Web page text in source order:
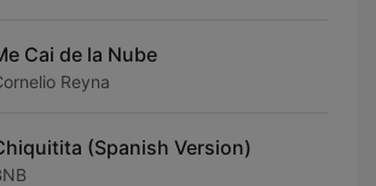
Cai de la Nube
Reyna
(Spanish Version)